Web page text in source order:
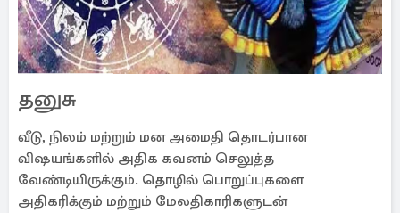
தனுசு
வீடு, நிலம் மற்றும் மன அமைதி தொடர்பான
விஷயங்களில் அதிக கவனம் செலுத்த
வேண்டியிருக்கும். தொழில் பொறுப்புகளை
அதிகரிக்கும் மற்றும் மேலதிகாரிகளுடன்